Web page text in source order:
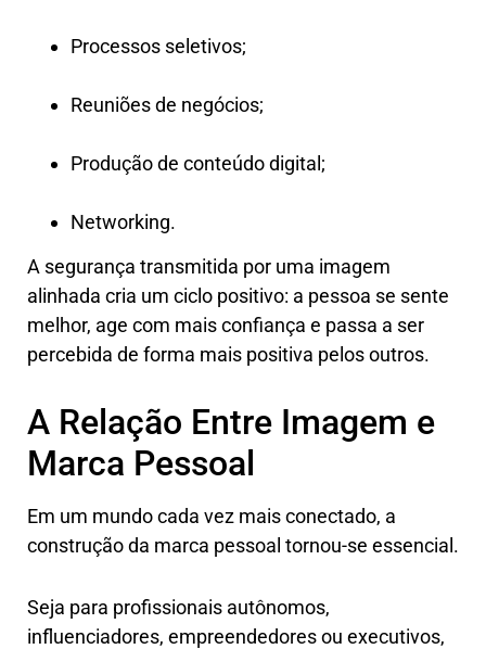
Processos seletivos;
Reuniões de negócios;
Produção de conteúdo digital;
Networking.
A segurança transmitida por uma imagem
alinhada cria um ciclo positivo: a pessoa se sente
melhor, age com mais confiança e passa a ser
percebida de forma mais positiva pelos outros.
A Relação Entre Imagem e
Marca Pessoal
Em um mundo cada vez mais conectado, a
construção da marca pessoal tornou-se essencial.
Seja para profissionais autônomos,
influenciadores, empreendedores ou executivos,